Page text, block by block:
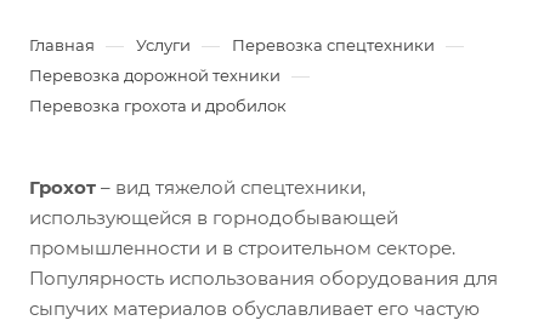
Главная — Услуги — Перевозка спецтехники —
Перевозка дорожной техники —
Перевозка грохота и дробилок
Грохот – вид тяжелой спецтехники,
использующейся в горнодобывающей
промышленности и в строительном секторе.
Популярность использования оборудования для
сыпучих материалов обуславливает его частую